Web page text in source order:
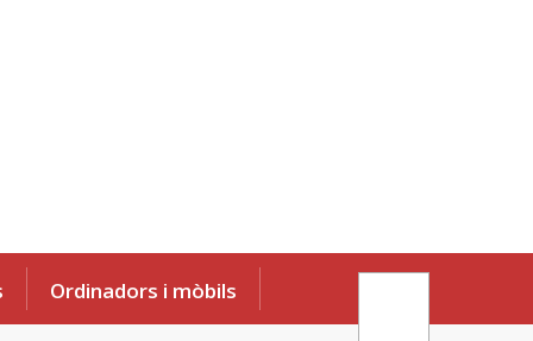
Ordinadors i mòbils